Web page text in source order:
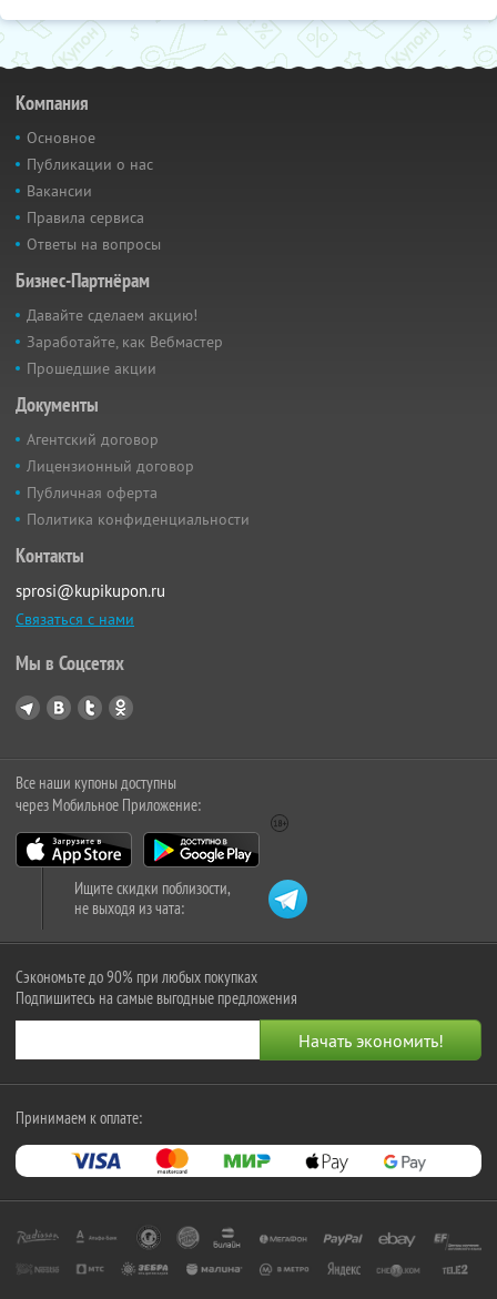
Компания
Основное
Публикации о нас
Вакансии
Правила сервиса
Ответы на вопросы
Бизнес-Партнёрам
Давайте сделаем акцию!
Заработайте, как Вебмастер
Прошедшие акции
Документы
Агентский договор
Лицензионный договор
Публичная оферта
Политика конфиденциальности
Контакты
sprosi@kupikupon.ru
Связаться с нами
Мы в Соцсетях
Все наши купоны доступны
через Мобильное Приложение:
Ищите скидки поблизости,
не выходя из чата:
Сэкономьте до 90% при любых покупках
Подпишитесь на самые выгодные предложения
Принимаем к оплате: